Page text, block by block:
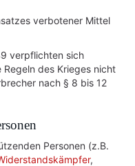
verbotener Mittel
verpflichten sich
des Krieges nicht
nach § 8 bis 12
Personen (z.B.
,